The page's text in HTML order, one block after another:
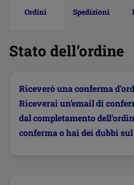
Ordini Spedizioni
Stato dell’ordine
Riceverò una conferma
Riceverai un’email di
dal completamento
conferma o hai dei dubbi